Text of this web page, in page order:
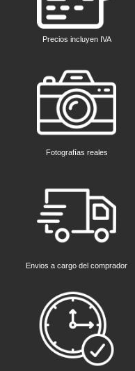
Precios incluyen IVA
Fotografías reales
Envios a cargo del comprador